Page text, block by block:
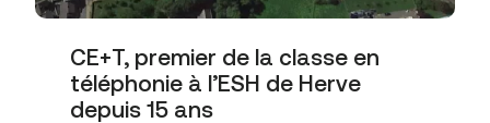
CE+T, premier de la classe en
téléphonie à l’ESH de Herve
depuis 15 ans